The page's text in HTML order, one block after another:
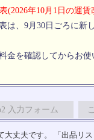
(2026年10月1日の運賃
は、9月30日ごろに新
金を確認してからお
入力フォーム
丈夫です。 「出品リ